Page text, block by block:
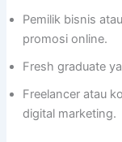
Pemilik bisnis
promosi online.
Fresh graduate
Freelancer atau
digital marketing.